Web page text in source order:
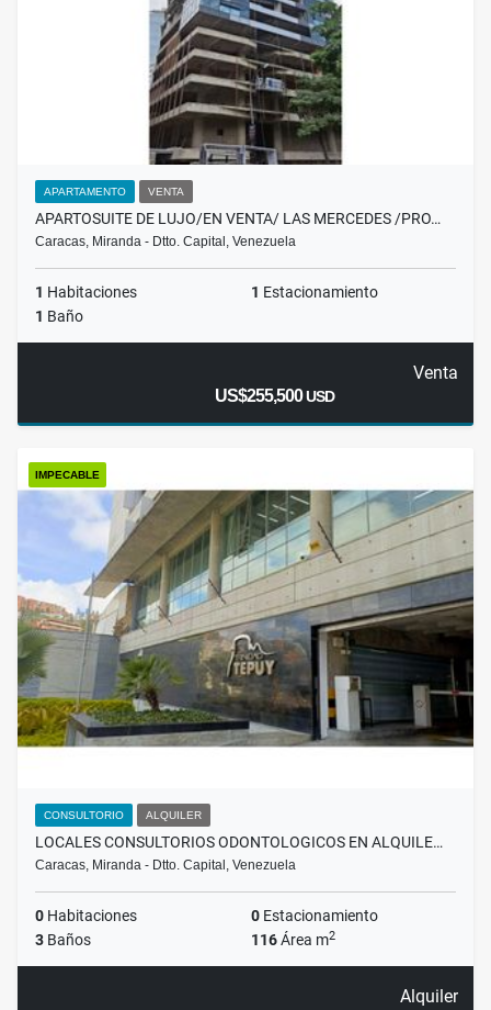
APARTAMENTO VENTA
APARTOSUITE DE LUJO/EN VENTA/ LAS MERCEDES /PRO…
Caracas, Miranda - Dtto. Capital, Venezuela
1 Habitaciones 1 Estacionamiento
1 Baño
Venta
US$255,500USD
IMPECABLE
CONSULTORIO ALQUILER
LOCALES CONSULTORIOS ODONTOLOGICOS EN ALQUILE…
Caracas, Miranda - Dtto. Capital, Venezuela
0 Habitaciones 0 Estacionamiento
3 Baños 116Área m2
Alquiler